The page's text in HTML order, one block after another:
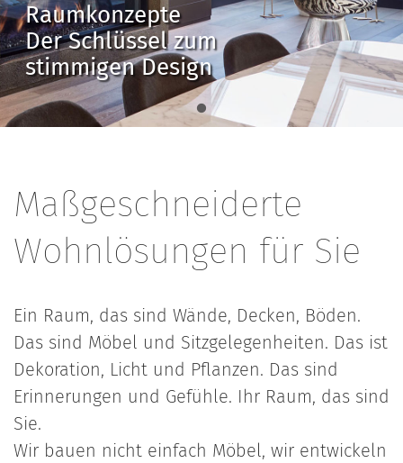
Raumkonzepte
Der Schlüssel zum
stimmigen Design
Maßgeschneiderte
Wohnlösungen für Sie
Ein Raum, das sind Wände, Decken, Böden.
Das sind Möbel und Sitzgelegenheiten. Das ist
Dekoration, Licht und Pflanzen. Das sind
Erinnerungen und Gefühle. Ihr Raum, das sind
Sie.
Wir bauen nicht einfach Möbel, wir entwickeln